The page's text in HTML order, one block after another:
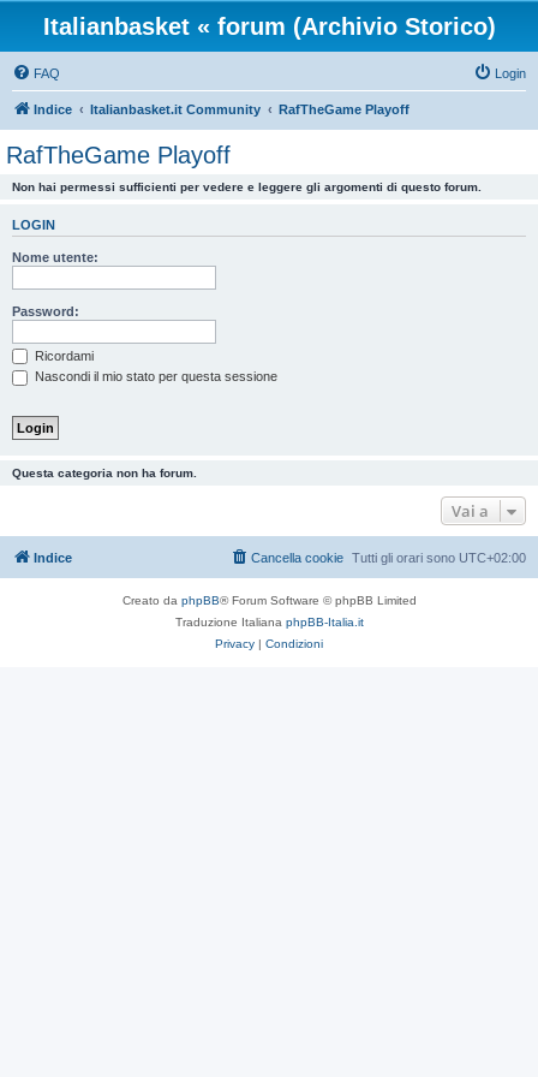
Italianbasket « forum (Archivio Storico)
FAQ Login
Indice Italianbasket.it Community RafTheGame Playoff
RafTheGame Playoff
Non hai permessi sufficienti per vedere e leggere gli argomenti di questo forum.
LOGIN
Nome utente:
Password:
Ricordami
Nascondi il mio stato per questa sessione
Questa categoria non ha forum.
Vai a
Indice Tutti gli orari sono UTC+02:00
Cancella cookie
Creato da phpBB® Forum Software © phpBB Limited
Traduzione Italiana phpBB-Italia.it
Privacy | Condizioni